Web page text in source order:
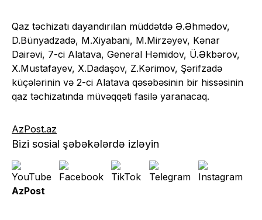
Qaz təchizatı dayandırılan müddətdə Ə.Əhmədov,
D.Bünyadzadə, M.Xiyabani, M.Mirzəyev, Kənar
Dairəvi, 7-ci Alatava, General Həmidov, Ü.Əkbərov,
X.Mustafayev, X.Dadaşov, Z.Kərimov, Şərifzadə
küçələrinin və 2-ci Alatava qəsəbəsinin bir hissəsinin
qaz təchizatında müvəqqəti fasilə yaranacaq.
AzPost.az
Bizi sosial şəbəkələrdə izləyin
AzPost